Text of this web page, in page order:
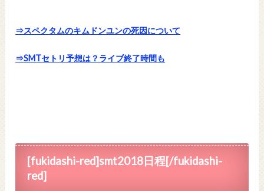
⇒スペクタムのキムドンユンの死因について
⇒SMTセトリ予想は？ライブ終了時間も
[fukidashi-red]smt2018日程[/fukidashi-
red]